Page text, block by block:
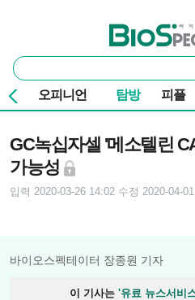
바이오스펙테이
통
합
검
색
오피니언 탐방 피플
GC녹십자셀 '메소텔린
가능성
입력 2020-03-26 14:02 수정 2020-04-
바이오스펙테이터 장종원 기자
이 기사는 '유료 뉴스서비